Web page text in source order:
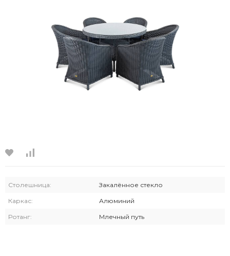
Столешница: Закалённое стекло
Каркас: Алюминий
Ротанг: Млечный путь